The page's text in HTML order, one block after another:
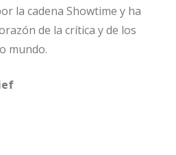
la cadena Showtime y ha
de la crítica y de los
mundo.